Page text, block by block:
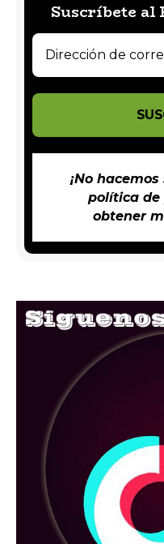
Suscríbete al
¡No
política
obtener